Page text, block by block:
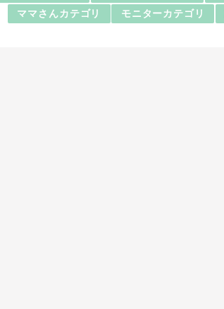
ママさんカテゴリ
モニターカテゴリ